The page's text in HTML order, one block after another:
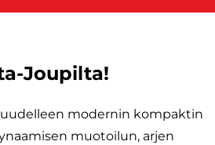
Joupilta!
uudelleen modernin kompaktin
muotoilun, arjen